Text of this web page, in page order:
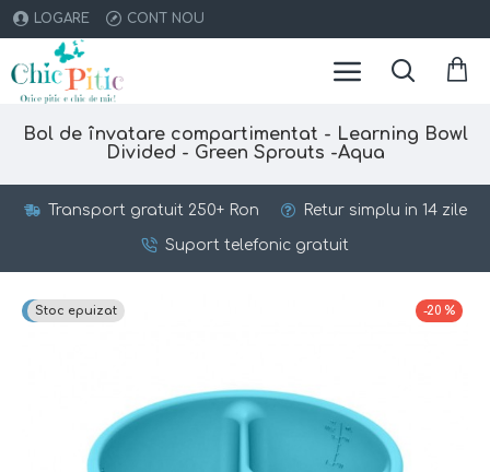
LOGARE CONT NOU
Bol de învatare compartimentat - Learning Bowl
Divided - Green Sprouts -Aqua
Transport gratuit 250+ Ron Retur simplu in 14 zile
Suport telefonic gratuit
Top brand -20 %
Stoc epuizat